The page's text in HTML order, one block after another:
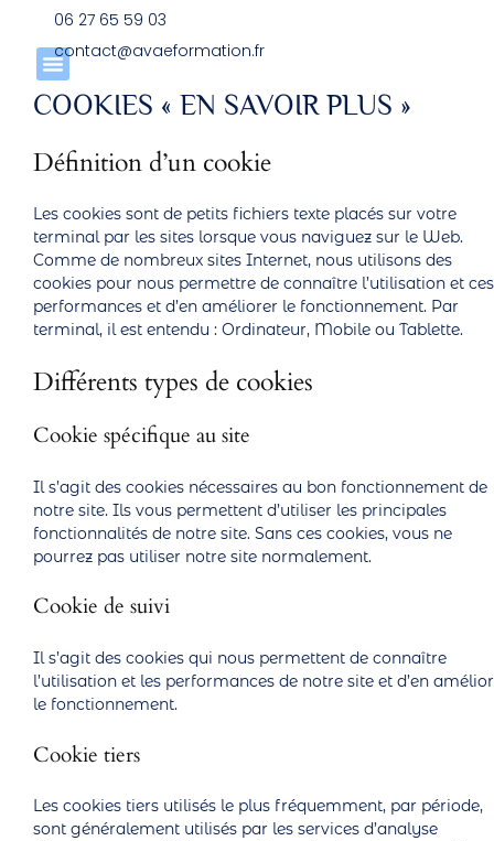
06 27 65 59 03
contact@avaeformation.fr
COOKIES « EN SAVOIR PLUS »
Définition d’un cookie
Les cookies sont de petits fichiers texte placés sur votre
terminal par les sites lorsque vous naviguez sur le Web.
Comme de nombreux sites Internet, nous utilisons des
cookies pour nous permettre de connaître l’utilisation et ces
performances et d’en améliorer le fonctionnement. Par
terminal, il est entendu : Ordinateur, Mobile ou Tablette.
Différents types de cookies
Cookie spécifique au site
Il s’agit des cookies nécessaires au bon fonctionnement de
notre site. Ils vous permettent d’utiliser les principales
fonctionnalités de notre site. Sans ces cookies, vous ne
pourrez pas utiliser notre site normalement.
Cookie de suivi
Il s’agit des cookies qui nous permettent de connaître
l’utilisation et les performances de notre site et d’en
le fonctionnement.
Cookie tiers
Les cookies tiers utilisés le plus fréquemment, par période,
sont généralement utilisés par les services d’analyse
Panneau de gestion des cookies